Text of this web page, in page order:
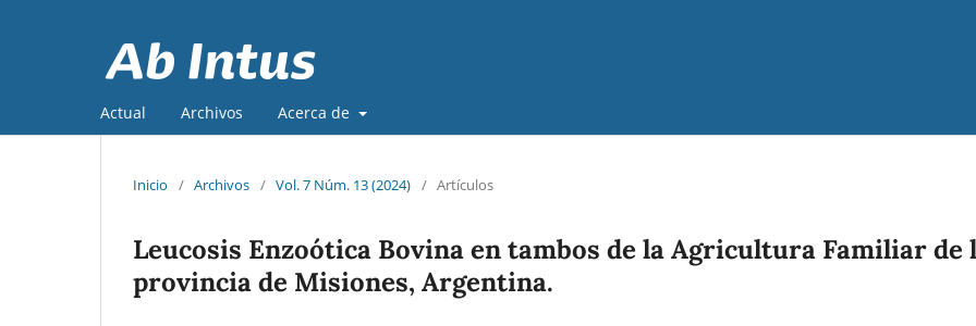
Actual Archivos Acerca de
Inicio / Archivos / Vol. 7 Núm. 13 (2024) / Artículos
Leucosis Enzoótica Bovina en tambos de la Agricultura Familiar de
provincia de Misiones, Argentina.